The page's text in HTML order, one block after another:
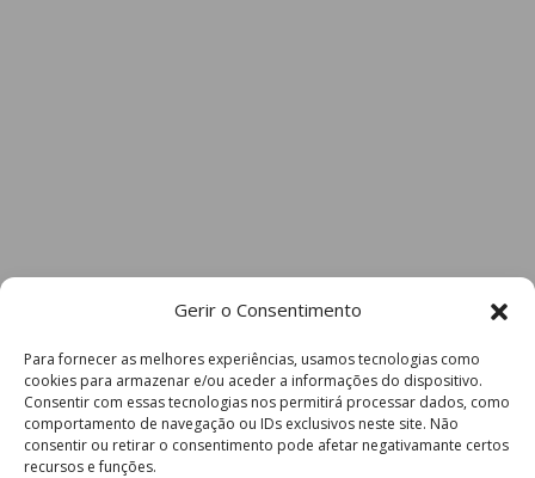
Gerir o Consentimento
Para fornecer as melhores experiências, usamos tecnologias como
cookies para armazenar e/ou aceder a informações do dispositivo.
Consentir com essas tecnologias nos permitirá processar dados, como
comportamento de navegação ou IDs exclusivos neste site. Não
consentir ou retirar o consentimento pode afetar negativamante certos
recursos e funções.